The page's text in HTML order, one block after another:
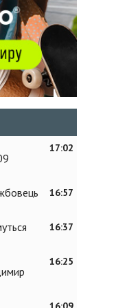
17:02
16:57
16:37
16:25